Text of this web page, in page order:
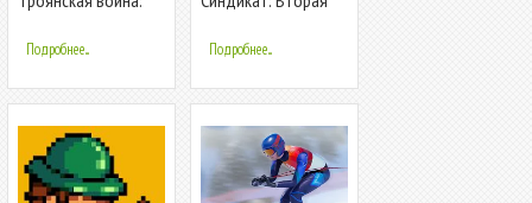
легендарной
Спарты
Подробнее... Подробнее...